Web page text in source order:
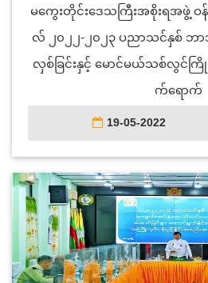
မကွေးတိုင်းဒေသကြီးအစိုးရအဖွဲ့ ဝ
လ် ၂၀၂၂-၂၀၂၃ ပညာသင်နှစ် ဘ
လှစ်ခြင်းနှင့် မောင်မယ်သစ်လွင်က
က်ရောက်
19-05-2022